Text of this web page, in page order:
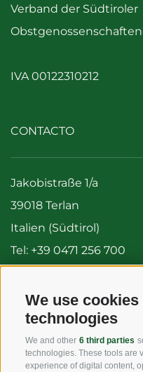
We use
technologies
We and other 6 third parties
technologies. These tools are
experience of digital content,
Verband der Südtiroler
Obstgenossenschaften
IVA 00122310212
CONTACTO
Jakobistraße 1/a
39018 Terlan
Italien (Südtirol)
Tel: +39 0471 256 700
info@vog.it
info@pec.vog.it
LINKS